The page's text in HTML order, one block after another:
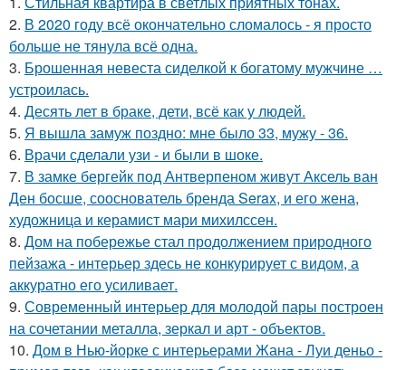
2. В 2020 году всё окончательно сломалось - я просто
больше не тянула всё одна.
3. Брошенная невеста сиделкой к богатому мужчине …
устроилась.
4. Десять лет в браке, дети, всё как у людей.
5. Я вышла замуж поздно: мне было 33, мужу - 36.
6. Врачи сделали узи - и были в шоке.
7. В замке бергейк под Антверпеном живут Аксель ван
Ден босше, сооснователь бренда Serax, и его жена,
художница и керамист мари михилссен.
8. Дом на побережье стал продолжением природного
пейзажа - интерьер здесь не конкурирует с видом, а
аккуратно его усиливает.
9. Современный интерьер для молодой пары построен
на сочетании металла, зеркал и арт - объектов.
10. Дом в Нью-йорке с интерьерами Жана - Луи деньо -